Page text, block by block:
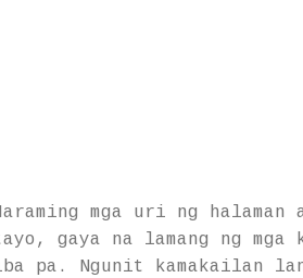
mga uri ng halaman
gaya na lamang ng
pa. Ngunit kamakailan